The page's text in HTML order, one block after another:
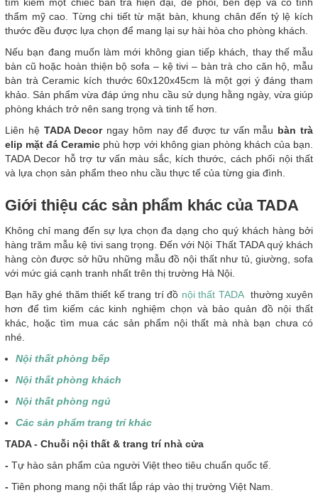
tìm kiếm một chiếc bàn trà hiện đại, dễ phối, bền đẹp và có tính
thẩm mỹ cao. Từng chi tiết từ mặt bàn, khung chân đến tỷ lệ kích
thước đều được lựa chọn để mang lại sự hài hòa cho phòng khách.
Nếu bạn đang muốn làm mới không gian tiếp khách, thay thế mẫu
bàn cũ hoặc hoàn thiện bộ sofa – kệ tivi – bàn trà cho căn hộ, mẫu
bàn trà Ceramic kích thước 60x120x45cm là một gợi ý đáng tham
khảo. Sản phẩm vừa đáp ứng nhu cầu sử dụng hằng ngày, vừa giúp
phòng khách trở nên sang trọng và tinh tế hơn.
Liên hệ TADA Decorngay hôm nay để được tư vấn mẫu bàn trà
elip mặt đá Ceramic phù hợp với không gian phòng khách của bạn.
TADA Decor hỗ trợ tư vấn màu sắc, kích thước, cách phối nội thất
và lựa chọn sản phẩm theo nhu cầu thực tế của từng gia đình.
Giới thiệu các sản phẩm khác của TADA
Không chỉ mang đến sự lựa chọn đa dạng cho quý khách hàng bởi
hàng trăm mẫu kệ tivi sang trọng. Đến với Nội Thất TADA quý khách
hàng còn được sở hữu những mẫu đồ nội thất như tủ, giường, sofa
với mức giá cạnh tranh nhất trên thị trường Hà Nội.
Bạn hãy ghé thăm thiết kế trang trí đồ nội thất TADA thường xuyên
hơn để tìm kiếm các kinh nghiệm chọn và bảo quản đồ nội thất
khác, hoặc tìm mua các sản phẩm nội thất mà nhà bạn chưa có
nhé.
Nội thất phòng bếp
Nội thất phòng khách
Nội thất phòng ngủ
Các sản phẩm trang trí khác
TADA - Chuỗi nội thất & trang trí nhà cửa
- Tự hào sản phẩm của người Việt theo tiêu chuẩn quốc tế.
- Tiên phong mang nội thất lắp ráp vào thị trường Việt Nam.